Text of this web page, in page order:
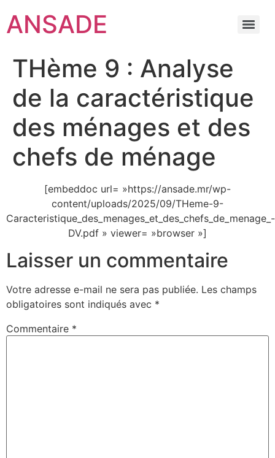
ANSADE
THème 9 : Analyse
de la caractéristique
des ménages et des
chefs de ménage
[embeddoc url= »https://ansade.mr/wp-
content/uploads/2025/09/THeme-9-
Caracteristique_des_menages_et_des_chefs_de_menage_-
DV.pdf » viewer= »browser »]
Laisser un commentaire
Votre adresse e-mail ne sera pas publiée. Les champs
obligatoires sont indiqués avec *
Commentaire *